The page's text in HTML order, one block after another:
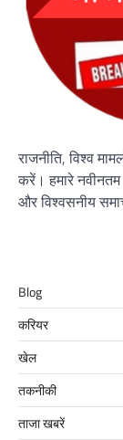
राजनीति, विश्व
करें। हमारे
और विश्वसनीय
Blog
करियर
खेल
तकनीकी
ताजा खबरें